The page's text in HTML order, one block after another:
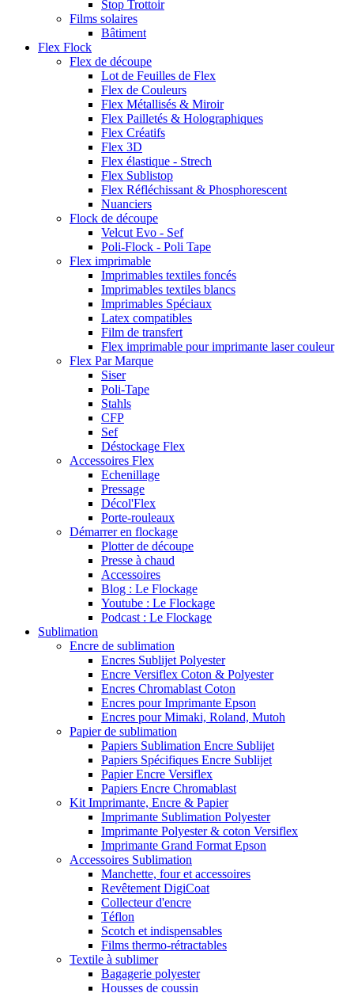
Stop Trottoir
Films solaires
Bâtiment
Flex Flock
Flex de découpe
Lot de Feuilles de Flex
Flex de Couleurs
Flex Métallisés & Miroir
Flex Pailletés & Holographiques
Flex Créatifs
Flex 3D
Flex élastique - Strech
Flex Sublistop
Flex Réfléchissant & Phosphorescent
Nuanciers
Flock de découpe
Velcut Evo - Sef
Poli-Flock - Poli Tape
Flex imprimable
Imprimables textiles foncés
Imprimables textiles blancs
Imprimables Spéciaux
Latex compatibles
Film de transfert
Flex imprimable pour imprimante laser couleur
Flex Par Marque
Siser
Poli-Tape
Stahls
CFP
Sef
Déstockage Flex
Accessoires Flex
Echenillage
Pressage
Décol'Flex
Porte-rouleaux
Démarrer en flockage
Plotter de découpe
Presse à chaud
Accessoires
Blog : Le Flockage
Youtube : Le Flockage
Podcast : Le Flockage
Sublimation
Encre de sublimation
Encres Sublijet Polyester
Encre Versiflex Coton & Polyester
Encres Chromablast Coton
Encres pour Imprimante Epson
Encres pour Mimaki, Roland, Mutoh
Papier de sublimation
Papiers Sublimation Encre Sublijet
Papiers Spécifiques Encre Sublijet
Papier Encre Versiflex
Papiers Encre Chromablast
Kit Imprimante, Encre & Papier
Imprimante Sublimation Polyester
Imprimante Polyester & coton Versiflex
Imprimante Grand Format Epson
Accessoires Sublimation
Manchette, four et accessoires
Revêtement DigiCoat
Collecteur d'encre
Téflon
Scotch et indispensables
Films thermo-rétractables
Textile à sublimer
Bagagerie polyester
Housses de coussin